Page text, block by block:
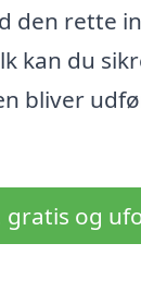
den rette
kan du
bliver
gratis og